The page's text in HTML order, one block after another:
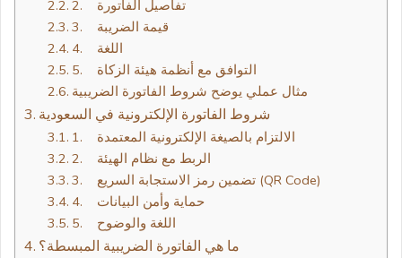
2. تفاصيل الفاتورة
3. قيمة الضريبة
4. اللغة
5. التوافق مع أنظمة هيئة الزكاة
مثال عملي يوضح شروط الفاتورة الضريبية
شروط الفاتورة الإلكترونية في السعودية
1. الالتزام بالصيغة الإلكترونية المعتمدة
2. الربط مع نظام الهيئة
3. تضمين رمز الاستجابة السريع (QR Code)
4. حماية وأمن البيانات
5. اللغة والوضوح
ما هي الفاتورة الضريبية المبسطة؟